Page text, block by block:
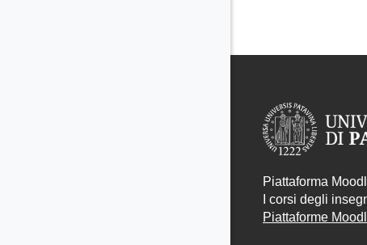
Piattaforma
I corsi degli
Piattaforme